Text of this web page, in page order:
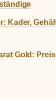
Kader,
Gold: